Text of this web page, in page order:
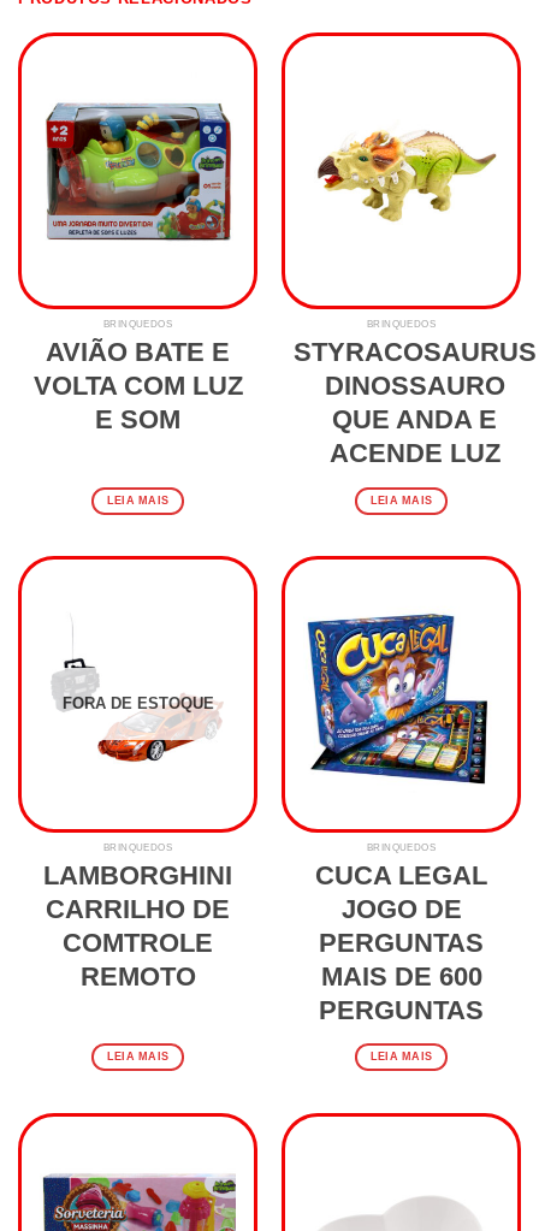
BRINQUEDOS
AVIÃO BATE E
VOLTA COM LUZ
E SOM
LEIA MAIS
BRINQUEDOS
STYRACOSAURUS
DINOSSAURO
QUE ANDA E
ACENDE LUZ
LEIA MAIS
FORA DE ESTOQUE
BRINQUEDOS
LAMBORGHINI
CARRILHO DE
COMTROLE
REMOTO
LEIA MAIS
BRINQUEDOS
CUCA LEGAL
JOGO DE
PERGUNTAS
MAIS DE 600
PERGUNTAS
LEIA MAIS